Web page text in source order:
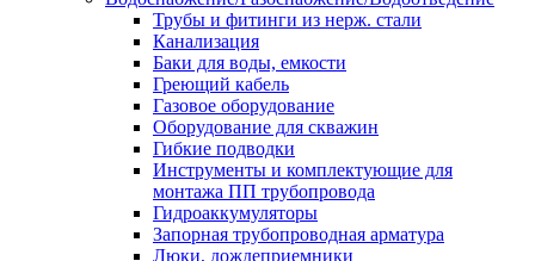
Трубы и фитинги из нерж. стали
Канализация
Баки для воды, емкости
Греющий кабель
Газовое оборудование
Оборудование для скважин
Гибкие подводки
Инструменты и комплектующие для
монтажа ПП трубопровода
Гидроаккумуляторы
Запорная трубопроводная арматура
Люки, дождеприемники